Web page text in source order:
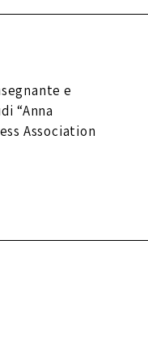
e
“Anna
Association